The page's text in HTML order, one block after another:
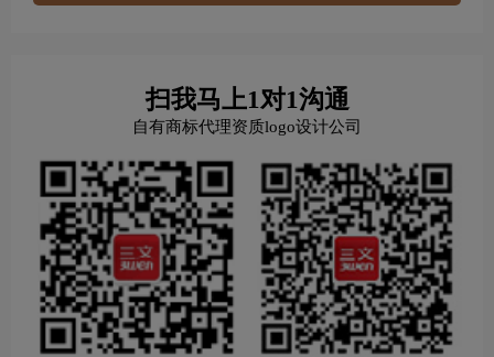
扫我马上1对1沟通
自有商标代理资质logo设计公司